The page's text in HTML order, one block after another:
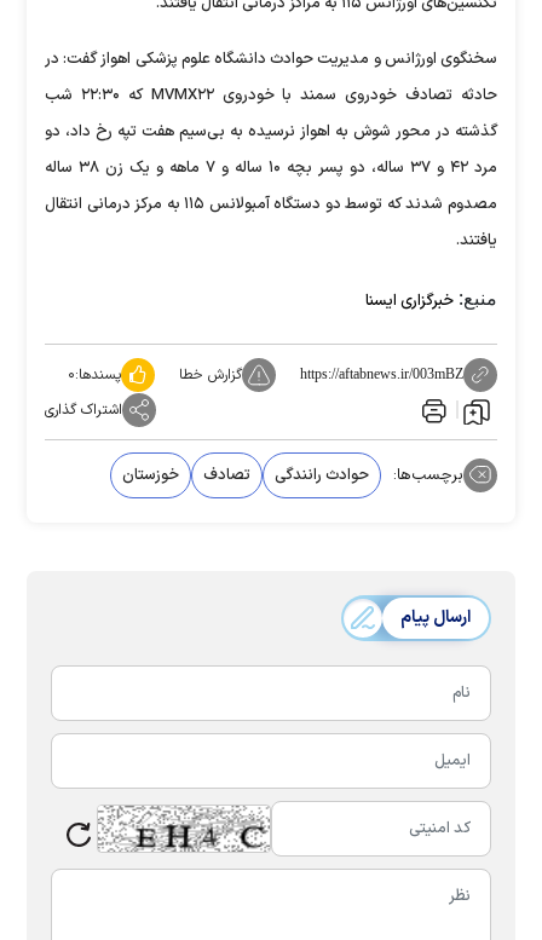
سخنگوی اورژانس و مدیریت حوادث دانشگاه علوم پزشکی اهواز گفت: در
حادثه تصادف خودروی سمند با خودروی MVMX۲۲ که ۲۲:۳۰ شب
گذشته در محور شوش به اهواز نرسیده به بی‌سیم هفت تپه رخ داد، دو
مرد ۴۲ و ۳۷ ساله، دو پسر بچه ۱۰ ساله و ۷ ماهه و یک زن ۳۸ ساله
مصدوم شدند که توسط دو دستگاه آمبولانس ۱۱۵ به مرکز درمانی انتقال
یافتند.
منبع: خبرگزاری ایسنا
https://aftabnews.ir/003mBZ گزارش خطا پسندها:۰
اشتراک گذاری
برچسب‌ها: حوادث رانندگی تصادف خوزستان
ارسال پیام